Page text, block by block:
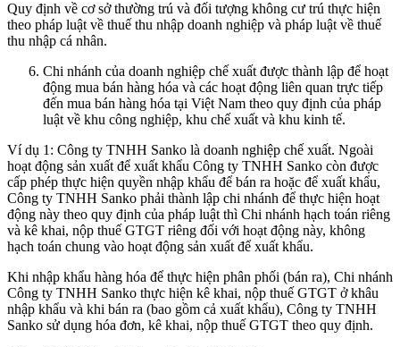
Quy định về cơ sở thường trú và đối tượng không cư trú thực hiện
theo pháp luật về thuế thu nhập doanh nghiệp và pháp luật về thuế
thu nhập cá nhân.
Chi nhánh của doanh nghiệp chế xuất được thành lập để hoạt
động mua bán hàng hóa và các hoạt động liên quan trực tiếp
đến mua bán hàng hóa tại Việt Nam theo quy định của pháp
luật về khu công nghiệp, khu chế xuất và khu kinh tế.
Ví dụ 1: Công ty TNHH Sanko là doanh nghiệp chế xuất. Ngoài
hoạt động sản xuất để xuất khẩu Công ty TNHH Sanko còn được
cấp phép thực hiện quyền nhập khẩu để bán ra hoặc để xuất khẩu,
Công ty TNHH Sanko phải thành lập chi nhánh để thực hiện hoạt
động này theo quy định của pháp luật thì Chi nhánh hạch toán riêng
và kê khai, nộp thuế GTGT riêng đối với hoạt động này, không
hạch toán chung vào hoạt động sản xuất để xuất khẩu.
Khi nhập khẩu hàng hóa để thực hiện phân phối (bán ra), Chi nhánh
Công ty TNHH Sanko thực hiện kê khai, nộp thuế GTGT ở khâu
nhập khẩu và khi bán ra (bao gồm cả xuất khẩu), Công ty TNHH
Sanko sử dụng hóa đơn, kê khai, nộp thuế GTGT theo quy định.